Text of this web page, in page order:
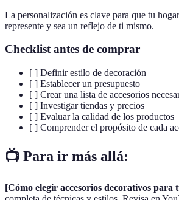
La personalización es clave para que tu
represente y sea un reflejo de ti mismo.
Checklist antes de comprar
[ ] Definir estilo de decoración
[ ] Establecer un presupuesto
[ ] Crear una lista de accesorios
[ ] Investigar tiendas y precios
[ ] Evaluar la calidad de los productos
[ ] Comprender el propósito de cada
📺 Para ir más allá:
[Cómo elegir accesorios decorativos para